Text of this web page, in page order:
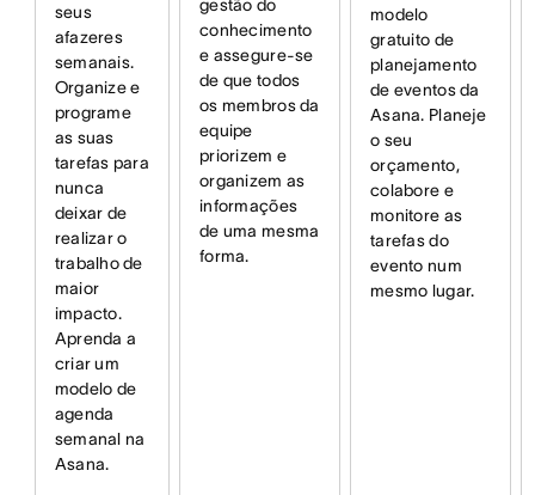
seus
afazeres
semanais.
Organize e
programe
as suas
tarefas para
nunca
deixar de
realizar o
trabalho de
maior
impacto.
Aprenda a
criar um
modelo de
agenda
semanal na
Asana.
gestão do
conhecimento
e assegure-se
de que todos
os membros da
equipe
priorizem e
organizem as
informações
de uma mesma
forma.
modelo
gratuito de
planejamento
de eventos da
Asana. Planeje
o seu
orçamento,
colabore e
monitore as
tarefas do
evento num
mesmo lugar.